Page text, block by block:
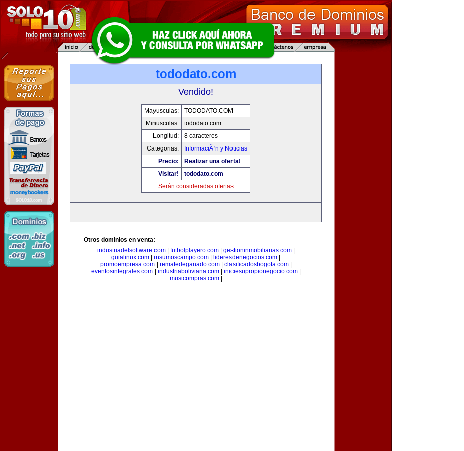
tododato.com
Vendido!
Mayusculas:
TODODATO.COM
Minusculas:
tododato.com
Longitud:
8 caracteres
Categorias:
InformaciÃ³n y Noticias
Precio:
Realizar una oferta!
Visitar!
tododato.com
Serán consideradas ofertas
Otros dominios en venta:
industriadelsoftware.com| futbolplayero.com| gestioninmobiliarias.com|
guialinux.com
insumoscampo.com lideresdenegocios.com
promoempresa.com| rematedeganado.com| clasificadosbogota.com|
eventosintegrales.com| industriaboliviana.com| iniciesupropionegocio.com|
musicompras.com|